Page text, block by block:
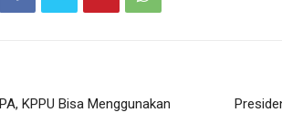
KPPU Bisa Menggunakan